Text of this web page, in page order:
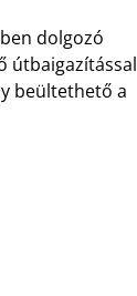
dolgozó
útbaigazítással
beültethető a